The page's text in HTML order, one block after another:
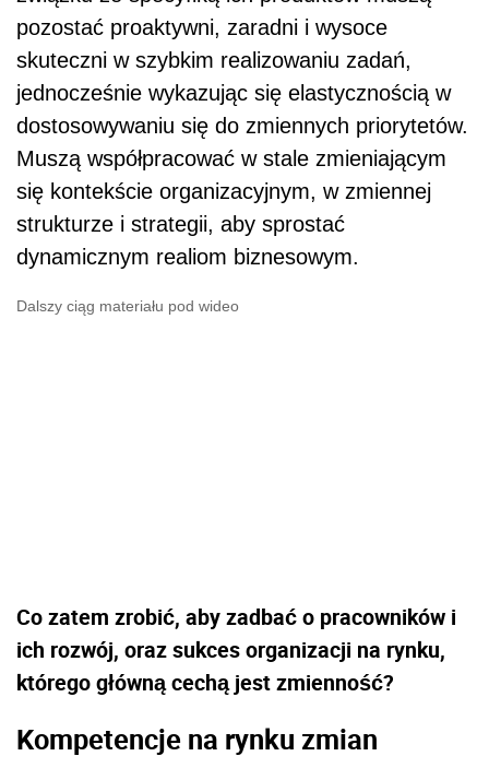
pozostać proaktywni, zaradni i wysoce
skuteczni w szybkim realizowaniu zadań,
jednocześnie wykazując się elastycznością w
dostosowywaniu się do zmiennych priorytetów.
Muszą współpracować w stale zmieniającym
się kontekście organizacyjnym, w zmiennej
strukturze i strategii, aby sprostać
dynamicznym realiom biznesowym.
Dalszy ciąg materiału pod wideo
Co zatem zrobić, aby zadbać o pracowników i
ich rozwój, oraz sukces organizacji na rynku,
którego główną cechą jest zmienność?
Kompetencje na rynku zmian